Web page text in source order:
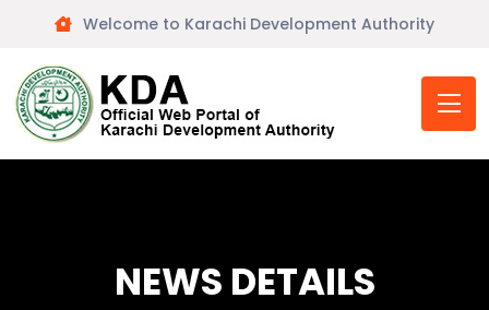
Welcome to Karachi Development Authority
NEWS DETAILS